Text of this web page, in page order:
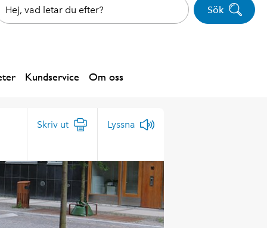
Sök
Kundservice Om oss
Skriv ut Lyssna